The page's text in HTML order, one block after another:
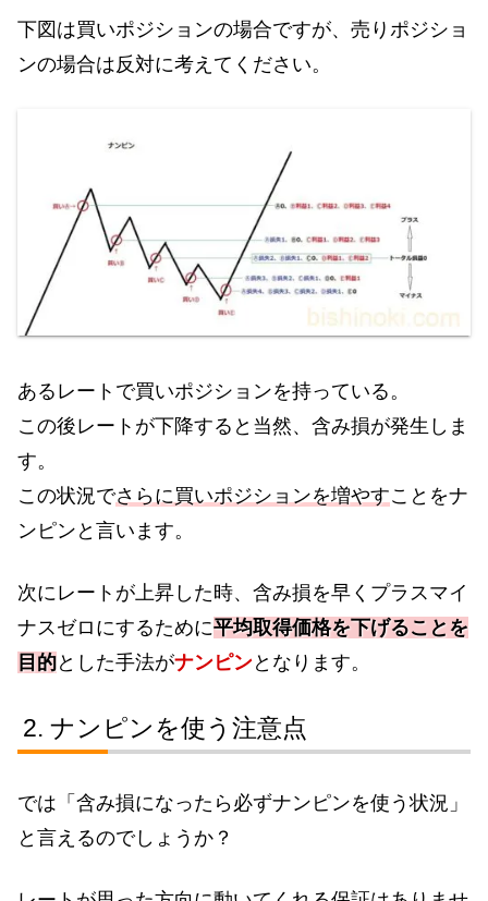
下図は買いポジションの場合ですが、売りポジショ
ンの場合は反対に考えてください。
あるレートで買いポジションを持っている。
この後レートが下降すると当然、含み損が発生しま
す。
この状況でさらに買いポジションを増やすことをナ
ンピンと言います。
次にレートが上昇した時、含み損を早くプラスマイ
ナスゼロにするために平均取得価格を下げることを
目的とした手法がナンピンとなります。
ナンピンを使う注意点
では「含み損になったら必ずナンピンを使う状況」
と言えるのでしょうか？